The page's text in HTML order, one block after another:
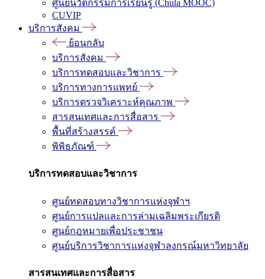
ศูนย์นวัตกรรมการเรียนรู้ (Chula MOOC)
CUVIP
บริการสังคม
ย้อนกลับ
บริการสังคม
บริการทดสอบและวิชาการ
บริการทางการแพทย์
บริการตรวจวิเคราะห์คุณภาพ
สารสนเทศและการสื่อสาร
พื้นที่สร้างสรรค์
พิพิธภัณฑ์
บริการทดสอบและวิชาการ
ศูนย์ทดสอบทางวิชาการแห่งจุฬาฯ
ศูนย์การแปลและการล่ามเฉลิมพระเกียรติ
ศูนย์กฎหมายเพื่อประชาชน
ศูนย์บริการวิชาการแห่งจุฬาลงกรณ์มหาวิทยาลัย
สารสนเทศและการสื่อสาร